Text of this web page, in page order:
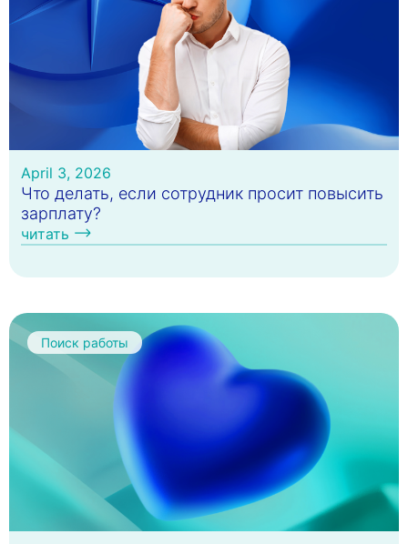
April 3, 2026
Что делать, если сотрудник просит повысить
зарплату?
читать
Поиск работы